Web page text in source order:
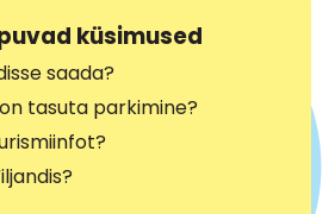
küsimused
saada?
tasuta parkimine?